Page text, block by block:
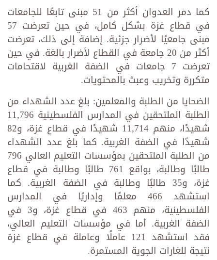
كما دمر العدوان أكثر من 51 مبنى تابعًا للجامعات
في قطاع غزة بشكل كامل، في حين تعرضت 57
مبنى جامعيًا لأضرار جزئية. إضافة إلى ذلك، تعرضت
أكثر من 20 جامعة في القطاع لأضرار بالغة. في حين
تعرضت 7 جامعات في الضفة الغربية لاقتحامات
متكررة وتخريب وعبث بالمحتويات.
الضحايا من الطلبة والمعلمين: بلغ عدد الشهداء من
الطلبة الملتحقين في المدارس الفلسطينية 11,796
شهيدًا، منهم 11,714 شهيدًا في قطاع غزة، و82
شهيدًا في الضفة الغربية. كما بلغ عدد الشهداء
من الطلبة الملتحقين بمؤسسات التعليم العالي 796
طالبًا وطالبة، بواقع 761 طالبًا وطالبة في قطاع
غزة، و35 طالبًا وطالبة في الضفة الغربية. كما
استشهد 466 معلمًا وإداريًا في المدارس
الفلسطينية، منهم 463 في قطاع غزة، و3 في
الضفة الغربية. أما في مؤسسات التعليم العالي،
فقد استشهد 121 عاملًا وعاملة في قطاع غزة
نتيجة للغارات الجوية المستمرة.